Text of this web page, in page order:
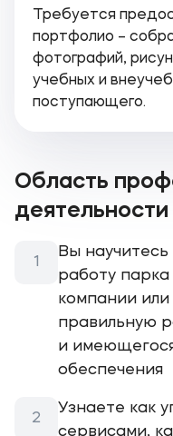
Требуется
портфолио –
фотографий,
учебных и
поступающего.
Область
деятельности
Вы
работу
компании
правильную
и
обеспечения
Узнаете как
сервисами,